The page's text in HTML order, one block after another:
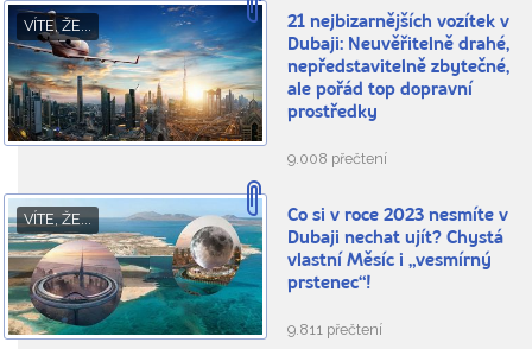
VÍTE, ŽE...
21 nejbizarnějších vozítek v
Dubaji: Neuvěřitelně drahé,
nepředstavitelně zbytečné,
ale pořád top dopravní
prostředky
9.008 přečtení
VÍTE, ŽE...
Co si v roce 2023 nesmíte v
Dubaji nechat ujít? Chystá
vlastní Měsíc i „vesmírný
prstenec“!
9.811 přečtení